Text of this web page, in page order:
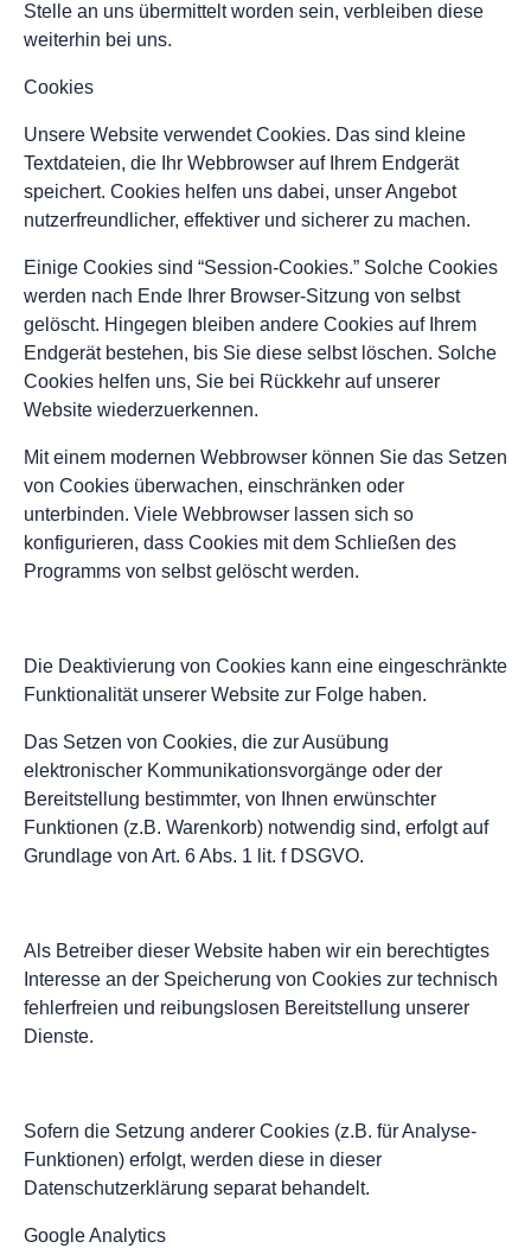
Stelle an uns übermittelt worden sein, verbleiben diese
weiterhin bei uns.
Cookies
Unsere Website verwendet Cookies. Das sind kleine
Textdateien, die Ihr Webbrowser auf Ihrem Endgerät
speichert. Cookies helfen uns dabei, unser Angebot
nutzerfreundlicher, effektiver und sicherer zu machen.
Einige Cookies sind “Session-Cookies.” Solche Cookies
werden nach Ende Ihrer Browser-Sitzung von selbst
gelöscht. Hingegen bleiben andere Cookies auf Ihrem
Endgerät bestehen, bis Sie diese selbst löschen. Solche
Cookies helfen uns, Sie bei Rückkehr auf unserer
Website wiederzuerkennen.
Mit einem modernen Webbrowser können Sie das Setzen
von Cookies überwachen, einschränken oder
unterbinden. Viele Webbrowser lassen sich so
konfigurieren, dass Cookies mit dem Schließen des
Programms von selbst gelöscht werden.
Die Deaktivierung von Cookies kann eine eingeschränkte
Funktionalität unserer Website zur Folge haben.
Das Setzen von Cookies, die zur Ausübung
elektronischer Kommunikationsvorgänge oder der
Bereitstellung bestimmter, von Ihnen erwünschter
Funktionen (z.B. Warenkorb) notwendig sind, erfolgt auf
Grundlage von Art. 6 Abs. 1 lit. f DSGVO.
Als Betreiber dieser Website haben wir ein berechtigtes
Interesse an der Speicherung von Cookies zur technisch
fehlerfreien und reibungslosen Bereitstellung unserer
Dienste.
Sofern die Setzung anderer Cookies (z.B. für Analyse-
Funktionen) erfolgt, werden diese in dieser
Datenschutzerklärung separat behandelt.
Google Analytics